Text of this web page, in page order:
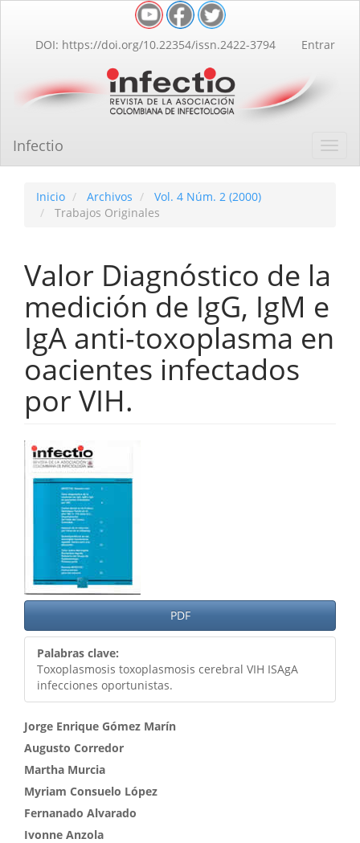
Contenido
principal
lateral
DOI: https://doi.org/10.22354/issn.2422-3794 Entrar
Infectio
Inicio Archivos
Vol. 4 Núm. 2 (2000)
Trabajos Originales
Valor Diagnóstico de la
medición de IgG, IgM e
IgA anti-toxoplasma en
oacientes infectados
por VIH.
Barra
lateral
artículo
PDF
Palabras clave:
Toxoplasmosis toxoplasmosis cerebral VIH ISAgA
infecciones oportunistas.
Contenido
principal
del
artículo
Jorge Enrique Gómez Marín
Augusto Corredor
Martha Murcia
Myriam Consuelo López
Fernanado Alvarado
Ivonne Anzola